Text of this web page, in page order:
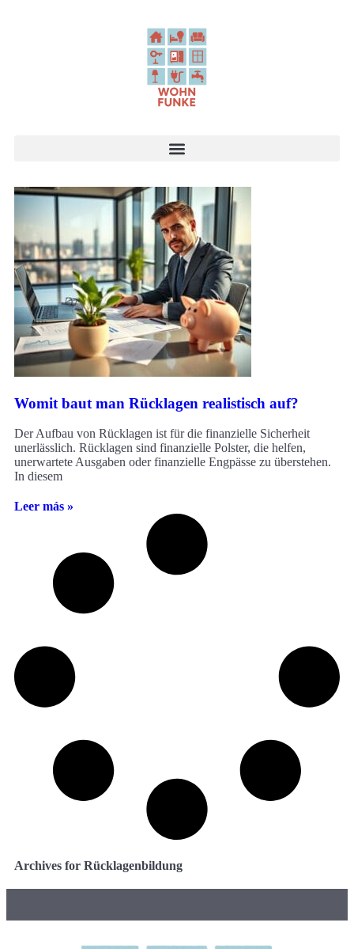
Womit baut man Rücklagen realistisch auf?
Der Aufbau von Rücklagen ist für die finanzielle Sicherheit
unerlässlich. Rücklagen sind finanzielle Polster, die helfen,
unerwartete Ausgaben oder finanzielle Engpässe zu überstehen.
In diesem
Leer más »
Archives for Rücklagenbildung